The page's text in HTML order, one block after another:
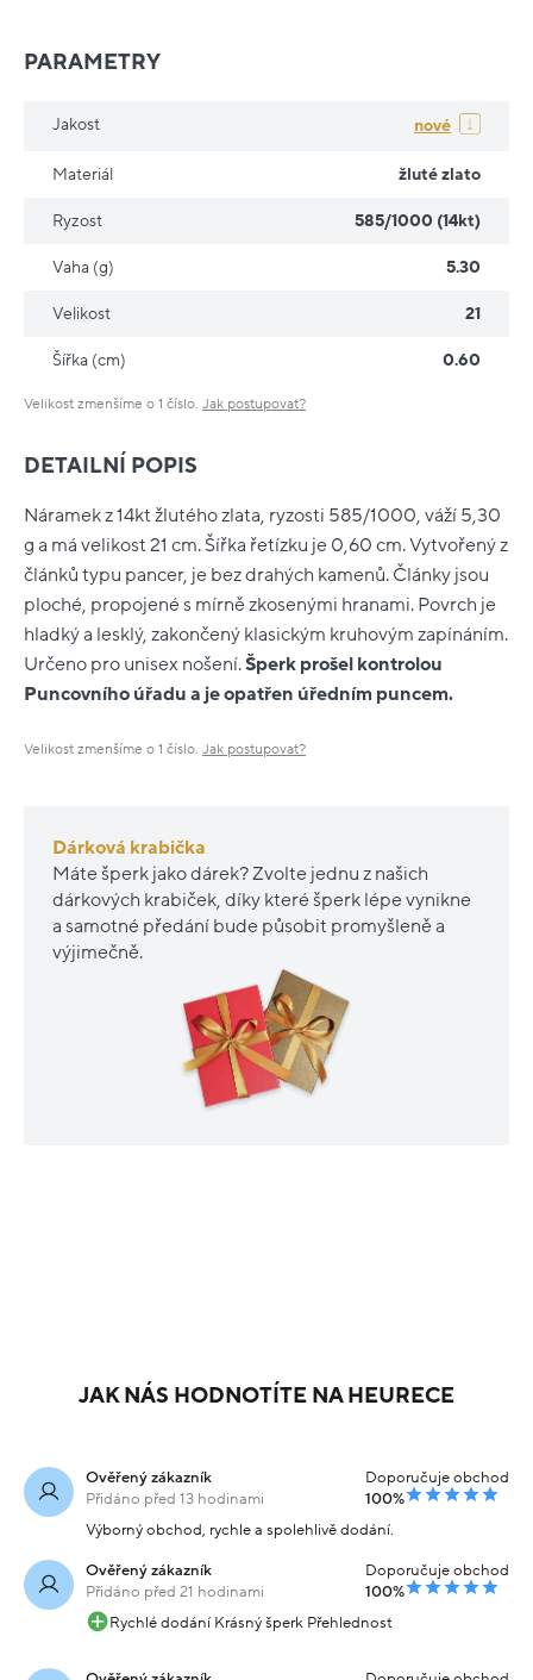
DETAILNÍ POPIS
Náramek z 14kt žlutého zlata, ryzosti 585/1000, váží 5,30
g a má velikost 21 cm. Šířka řetízku je 0,60 cm. Vytvořený z
článků typu pancer, je bez drahých kamenů. Články jsou
ploché, propojené s mírně zkosenými hranami. Povrch je
hladký a lesklý, zakončený klasickým kruhovým zapínáním.
Určeno pro unisex nošení.Šperk prošel kontrolou
Puncovního úřadu a je opatřen úředním puncem.
Velikost zmenšíme o 1 číslo. Jak postupovat?
Dárková krabička
Máte šperk jako dárek? Zvolte jednu z našich
dárkových krabiček, díky které šperk lépe vynikne
a samotné předání bude působit promyšleně a
výjimečně.
PARAMETRY
Jakost nové
Materiál žluté zlato
Ryzost 585/1000 (14kt)
Vaha (g) 5.30
Velikost 21
Šířka (cm) 0.60
Velikost zmenšíme o 1 číslo. Jak postupovat?
JAK NÁS HODNOTÍTE NA HEURECE
Ověřený zákazník
Přidáno před 13 hodinami
Doporučuje obchod
100%
Výborný obchod, rychle a spolehlivě dodání.
Ověřený zákazník
Přidáno před 21 hodinami
Doporučuje obchod
100%
Rychlé dodání Krásný šperk Přehlednost